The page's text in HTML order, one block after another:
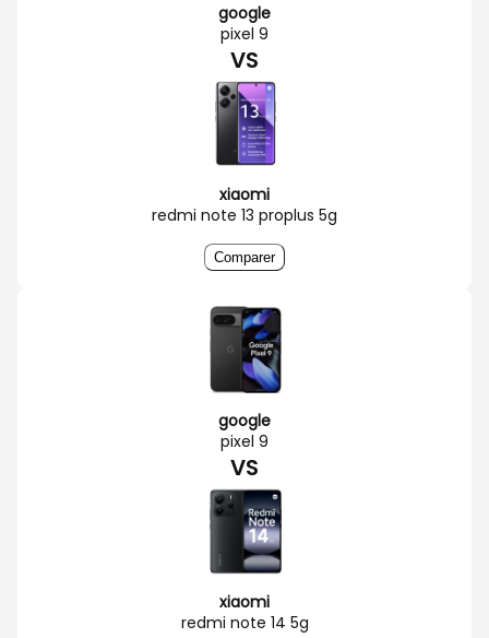
google
pixel 9
VS
xiaomi
redmi note 13 proplus 5g
Comparer
google
pixel 9
VS
xiaomi
redmi note 14 5g